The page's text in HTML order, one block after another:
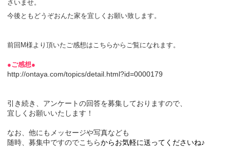
さいませ。
今後ともどうぞおんた家を宜しくお願い致します。
前回M様より頂いたご感想はこちらからご覧になれます。
●ご感想●
http://ontaya.com/topics/detail.html?id=0000179
引き続き、アンケートの回答を募集しておりますので、
宜しくお願いいたします！
なお、他にもメッセージや写真なども
随時、募集中ですのでこちらからお気軽に送ってくださいね♪